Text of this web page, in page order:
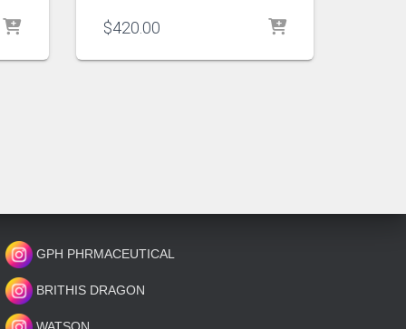
$420.00
GPH PHRMACEUTICAL
BRITHIS DRAGON
WATSON